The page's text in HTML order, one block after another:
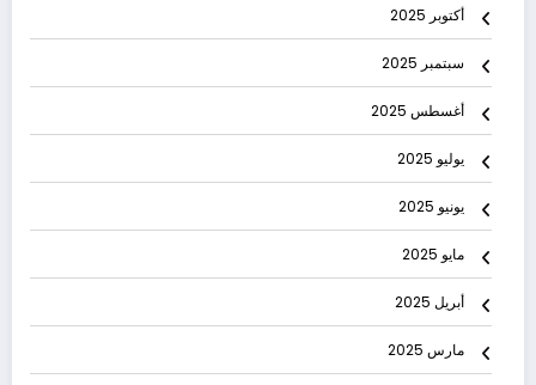
أكتوبر 2025
سبتمبر 2025
أغسطس 2025
يوليو 2025
يونيو 2025
مايو 2025
أبريل 2025
مارس 2025